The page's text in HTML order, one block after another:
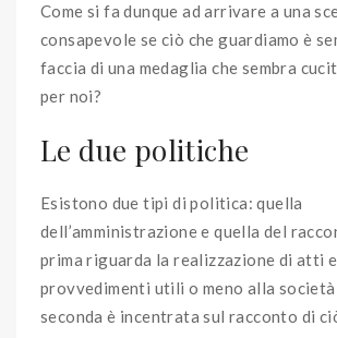
Come si fa dunque ad arrivare a una
consapevole se ciò che guardiamo è
faccia di una medaglia che sembra
per noi?
Le due politiche
Esistono due tipi di politica: quella
dell’amministrazione e quella del
prima riguarda la realizzazione di atti e
provvedimenti utili o meno alla
seconda è incentrata sul racconto di